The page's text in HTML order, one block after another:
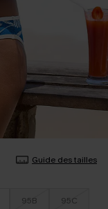
Guide des tailles
95B 95C